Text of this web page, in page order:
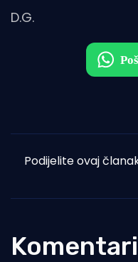
D.G.
Podijelite ovaj
Komentari